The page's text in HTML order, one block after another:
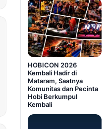
HOBICON 2026
Kembali Hadir di
Mataram, Saatnya
Komunitas dan Pecinta
Hobi Berkumpul
Kembali